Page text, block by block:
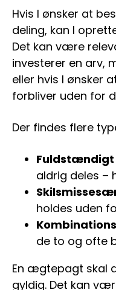
Hvis I ønsker at
deling, kan I
Det kan være
investerer en arv,
eller hvis I ønsker
forbliver uden for
Der findes flere
aldrig deles –
holdes uden
de to og ofte
En ægtepagt skal
gyldig. Det kan